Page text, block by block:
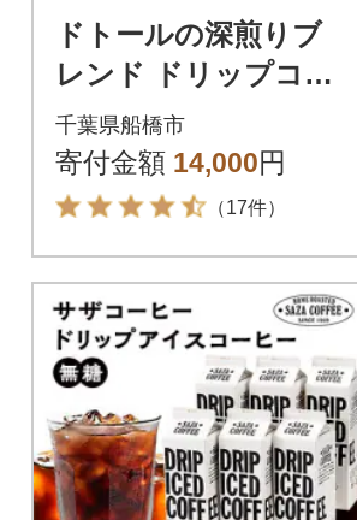
ドトールの深煎りブ
レンド ドリップコー
ヒー 100袋 ドリップ
バックコーヒー
千葉県船橋市
寄付金額 14,000円
（17件）